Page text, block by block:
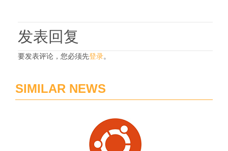
发表回复
要发表评论，您必须先登录。
SIMILAR NEWS